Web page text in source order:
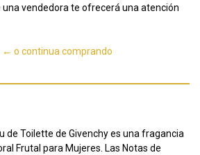
vendedora te ofrecerá una atención
← o continua comprando
de Toilette de Givenchy es una fragancia
Frutal para Mujeres. Las Notas de